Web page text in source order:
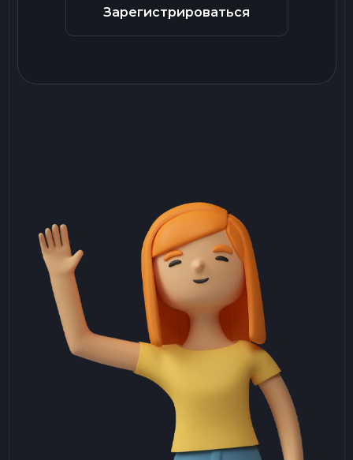
Зарегистрироваться